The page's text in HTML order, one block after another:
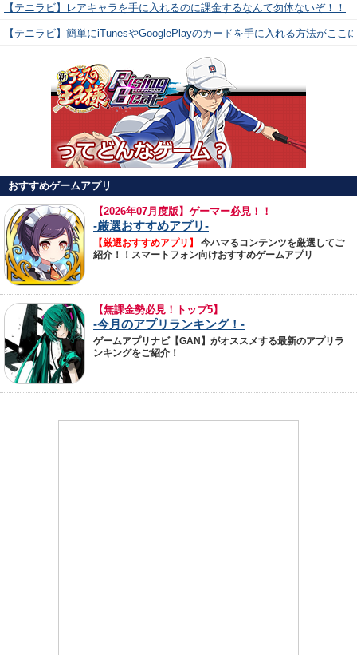
【テニラビ】レアキャラを手に入れるのに課金するなんて勿体ないぞ！！
【テニラビ】簡単にiTunesやGooglePlayのカードを手に入れる方法がここ
おすすめゲームアプリ
【2026年07月度版】ゲーマー必見！！
-厳選おすすめアプリ-
【厳選おすすめアプリ】
今ハマるコンテンツを厳選してご
紹介！！スマートフォン向けおすすめゲームアプリ
【無課金勢必見！トップ5】
-今月のアプリランキング！-
ゲームアプリナビ【GAN】がオススメする最新のアプリラ
ンキングをご紹介！